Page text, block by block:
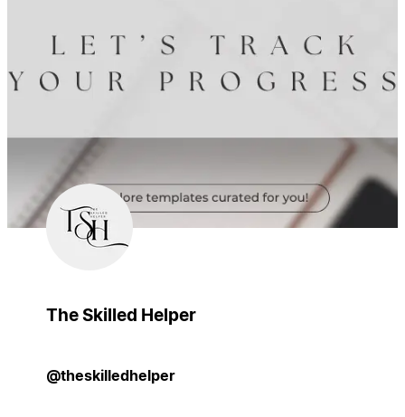
The Skilled Helper
@theskilledhelper